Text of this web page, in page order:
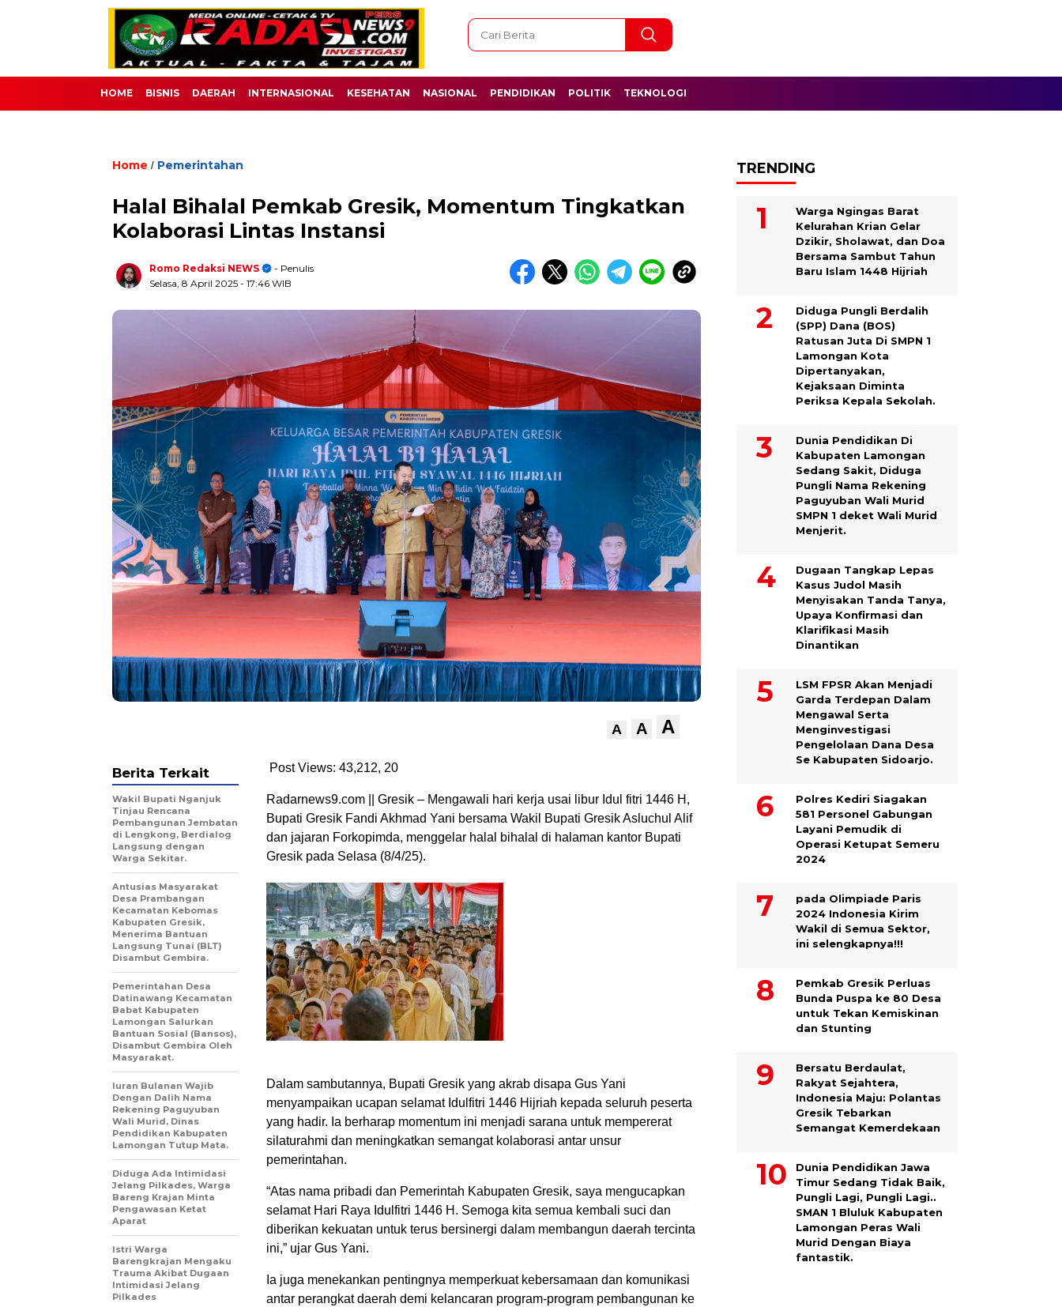
HOME BISNIS DAERAH INTERNASIONAL KESEHATAN NASIONAL PENDIDIKAN POLITIK TEKNOLOGI
Home / Pemerintahan
Halal Bihalal Pemkab Gresik, Momentum Tingkatkan
Kolaborasi Lintas Instansi
Romo Redaksi NEWS
- Penulis
Selasa, 8 April 2025 - 17:46 WIB
A A A
Post Views: 43,212, 20
Radarnews9.com || Gresik – Mengawali hari kerja usai libur Idul fitri 1446 H,
Bupati Gresik Fandi Akhmad Yani bersama Wakil Bupati Gresik Asluchul Alif
dan jajaran Forkopimda, menggelar halal bihalal di halaman kantor Bupati
Gresik pada Selasa (8/4/25).
Dalam sambutannya, Bupati Gresik yang akrab disapa Gus Yani
menyampaikan ucapan selamat Idulfitri 1446 Hijriah kepada seluruh peserta
yang hadir. Ia berharap momentum ini menjadi sarana untuk mempererat
silaturahmi dan meningkatkan semangat kolaborasi antar unsur
pemerintahan.
“Atas nama pribadi dan Pemerintah Kabupaten Gresik, saya mengucapkan
selamat Hari Raya Idulfitri 1446 H. Semoga kita semua kembali suci dan
diberikan kekuatan untuk terus bersinergi dalam membangun daerah tercinta
ini,” ujar Gus Yani.
Ia juga menekankan pentingnya memperkuat kebersamaan dan komunikasi
antar perangkat daerah demi kelancaran program-program pembangunan ke
Berita Terkait
Wakil Bupati Nganjuk
Tinjau Rencana
Pembangunan Jembatan
di Lengkong, Berdialog
Langsung dengan
Warga Sekitar.
Antusias Masyarakat
Desa Prambangan
Kecamatan Kebomas
Kabupaten Gresik,
Menerima Bantuan
Langsung Tunai (BLT)
Disambut Gembira.
Pemerintahan Desa
Datinawang Kecamatan
Babat Kabupaten
Lamongan Salurkan
Bantuan Sosial (Bansos),
Disambut Gembira Oleh
Masyarakat.
Iuran Bulanan Wajib
Dengan Dalih Nama
Rekening Paguyuban
Wali Murid, Dinas
Pendidikan Kabupaten
Lamongan Tutup Mata.
Diduga Ada Intimidasi
Jelang Pilkades, Warga
Bareng Krajan Minta
Pengawasan Ketat
Aparat
Istri Warga
Barengkrajan Mengaku
Trauma Akibat Dugaan
Intimidasi Jelang
Pilkades
TRENDING
Warga Ngingas Barat
Kelurahan Krian Gelar
Dzikir, Sholawat, dan Doa
Bersama Sambut Tahun
Baru Islam 1448 Hijriah
Diduga Pungli Berdalih
(SPP) Dana (BOS)
Ratusan Juta Di SMPN 1
Lamongan Kota
Dipertanyakan,
Kejaksaan Diminta
Periksa Kepala Sekolah.
Dunia Pendidikan Di
Kabupaten Lamongan
Sedang Sakit, Diduga
Pungli Nama Rekening
Paguyuban Wali Murid
SMPN 1 deket Wali Murid
Menjerit.
Dugaan Tangkap Lepas
Kasus Judol Masih
Menyisakan Tanda Tanya,
Upaya Konfirmasi dan
Klarifikasi Masih
Dinantikan
LSM FPSR Akan Menjadi
Garda Terdepan Dalam
Mengawal Serta
Menginvestigasi
Pengelolaan Dana Desa
Se Kabupaten Sidoarjo.
Polres Kediri Siagakan
581 Personel Gabungan
Layani Pemudik di
Operasi Ketupat Semeru
2024
pada Olimpiade Paris
2024 Indonesia Kirim
Wakil di Semua Sektor,
ini selengkapnya!!!
Pemkab Gresik Perluas
Bunda Puspa ke 80 Desa
untuk Tekan Kemiskinan
dan Stunting
Bersatu Berdaulat,
Rakyat Sejahtera,
Indonesia Maju: Polantas
Gresik Tebarkan
Semangat Kemerdekaan
Dunia Pendidikan Jawa
Timur Sedang Tidak Baik,
Pungli Lagi, Pungli Lagi..
SMAN 1 Bluluk Kabupaten
Lamongan Peras Wali
Murid Dengan Biaya
fantastik.